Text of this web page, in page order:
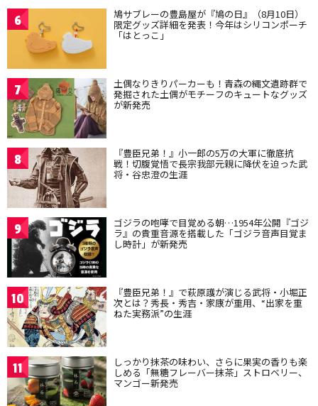
6 鳩サブレーの豊島屋が『鳩の日』（8月10日）
限定グッズ詳細を発表！今年はシリコンポーチ
「はとっこ」
7 土偶なりきりパーカーも！青森の縄文遺跡群で
発掘された土偶がモチーフのキュートなグッズ
が新発売
8 『豊臣兄弟！』小一郎の5万の大軍に徹底抗
戦！切腹覚悟で長宗我部元親に降伏を迫った武
将・谷忠澄の生涯
9 ゴジラの咆哮で目覚める朝…1954年公開『ゴジ
ラ』の貴重音源を搭載した「ゴジラ音声目覚ま
し時計」が新発売
10 『豊臣兄弟！』で萩原護が演じる武将・小堀正
次とは？秀長・秀吉・家康が重用、“出家を重
ねた実務派”の生涯
11 しっかり抹茶の味わい、さらに果実の香りも楽
しめる「無糖フレーバー抹茶」ストロベリー、
マンゴー新発売